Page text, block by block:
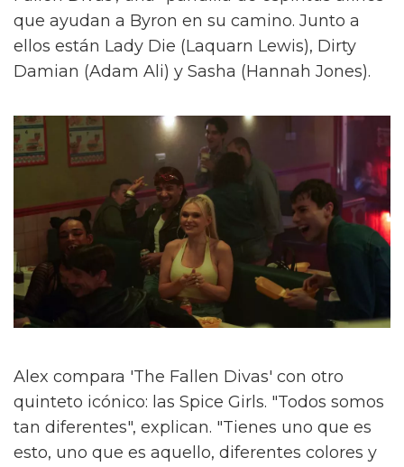
que ayudan a Byron en su camino. Junto a
ellos están Lady Die (Laquarn Lewis), Dirty
Damian (Adam Ali) y Sasha (Hannah Jones).
Alex compara 'The Fallen Divas' con otro
quinteto icónico: las Spice Girls. "Todos somos
tan diferentes", explican. "Tienes uno que es
esto, uno que es aquello, diferentes colores y